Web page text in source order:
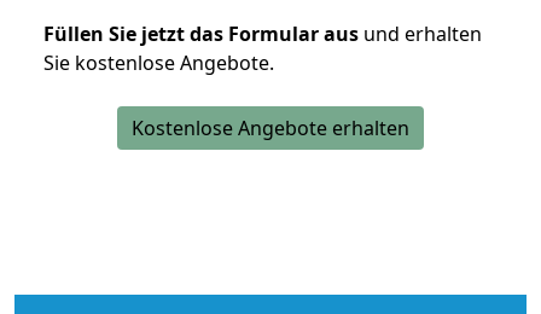
Füllen Sie jetzt das Formular aus und erhalten
Sie kostenlose Angebote.
Kostenlose Angebote erhalten